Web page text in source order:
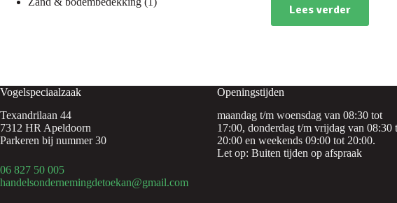
Lees verder
Vogelspeciaalzaak
Texandrilaan 44
7312 HR Apeldoorn
Parkeren bij nummer 30
06 827 50 005
handelsondernemingdetoekan@gmail.com
Openingstijden
maandag t/m woensdag van 08:30 tot
17:00, donderdag t/m vrijdag van 08:30
20:00 en weekends 09:00 tot 20:00.
Let op: Buiten tijden op afspraak